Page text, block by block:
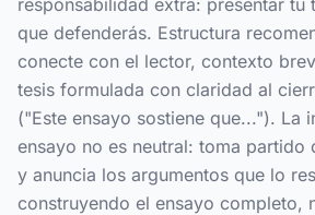
responsabilidad extra: presentar tu
que defenderás. Estructura
conecte con el lector, contexto
tesis formulada con claridad al
("Este ensayo sostiene que..."). La
ensayo no es neutral: toma partido
y anuncia los argumentos que lo
construyendo el ensayo completo,